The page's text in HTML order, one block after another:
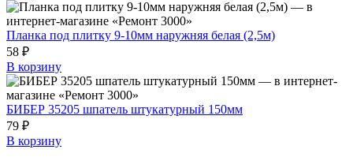
Планка под плитку 9-10мм наружняя белая (2,5м)
58 ₽
В корзину
БИБЕР 35205 шпатель штукатурный 150мм
79 ₽
В корзину